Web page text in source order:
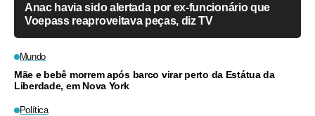
Anac havia sido alertada por ex-funcionário que
Voepass reaproveitava peças, diz TV
Mundo
Mãe e bebê morrem após barco virar perto da Estátua da
Liberdade, em Nova York
Política